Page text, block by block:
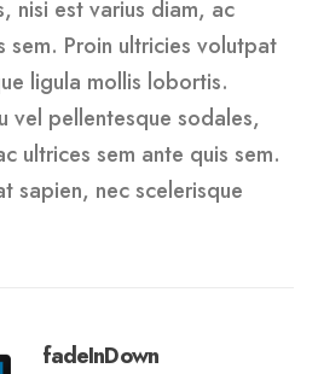
nisi est varius diam, ac
sem. Proin ultricies volutpat
ligula mollis lobortis.
vel pellentesque sodales,
ultrices sem ante quis sem.
sapien, nec scelerisque
fadeInDown